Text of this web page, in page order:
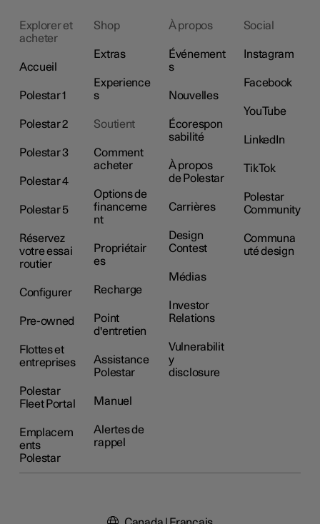
Explorer et
acheter
Accueil
Polestar 1
Polestar 2
Polestar 3
Polestar 4
Polestar 5
Réservez
votre essai
routier
Configurer
Pre-owned
Flottes et
entreprises
Polestar
Fleet Portal
Emplacem
ents
Polestar
Shop
Extras
Experience
s
Soutient
Comment
acheter
Options de
financeme
nt
Propriétair
es
Recharge
Point
d'entretien
Assistance
Polestar
Manuel
Alertes de
rappel
À propos
Événement
s
Nouvelles
Écorespon
sabilité
À propos
de Polestar
Carrières
Design
Contest
Médias
Investor
Relations
Vulnerabilit
y
disclosure
Social
Instagram
Facebook
YouTube
LinkedIn
TikTok
Polestar
Community
Communa
uté design